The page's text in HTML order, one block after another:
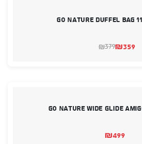
₪379
המחיר₪359
המחיר
₪499